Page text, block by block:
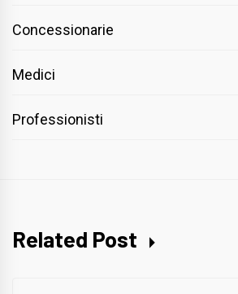
Concessionarie
Medici
Professionisti
Related Post